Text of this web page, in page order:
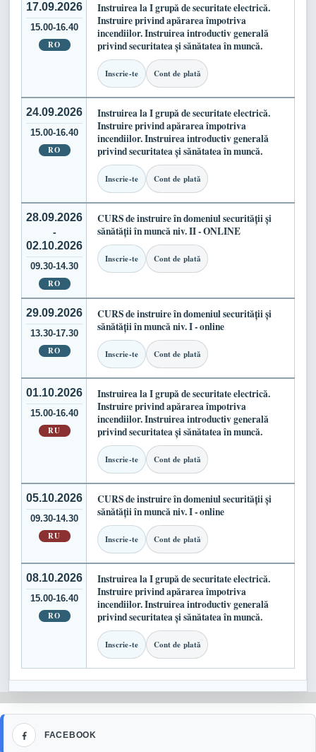
17.09.2026
15.00-16.40
RO
Instruirea la I grupă de securitate electrică.
Instruire privind apărarea împotriva
incendiilor. Instruirea introductiv generală
privind securitatea și sănătatea în muncă.
Inscrie-te Cont de plată
24.09.2026
15.00-16.40
RO
Instruirea la I grupă de securitate electrică.
Instruire privind apărarea împotriva
incendiilor. Instruirea introductiv generală
privind securitatea și sănătatea în muncă.
Inscrie-te Cont de plată
28.09.2026
-
02.10.2026
09.30-14.30
RO
CURS de instruire în domeniul securității și
sănătății în muncă niv. II - ONLINE
Inscrie-te Cont de plată
29.09.2026
13.30-17.30
RO
CURS de instruire în domeniul securității și
sănătății în muncă niv. I - online
Inscrie-te Cont de plată
01.10.2026
15.00-16.40
RU
Instruirea la I grupă de securitate electrică.
Instruire privind apărarea împotriva
incendiilor. Instruirea introductiv generală
privind securitatea și sănătatea în muncă.
Inscrie-te Cont de plată
05.10.2026
09.30-14.30
RU
CURS de instruire în domeniul securității și
sănătății în muncă niv. I - online
Inscrie-te Cont de plată
08.10.2026
15.00-16.40
RO
Instruirea la I grupă de securitate electrică.
Instruire privind apărarea împotriva
incendiilor. Instruirea introductiv generală
privind securitatea și sănătatea în muncă.
Inscrie-te Cont de plată
FACEBOOK
Facebook